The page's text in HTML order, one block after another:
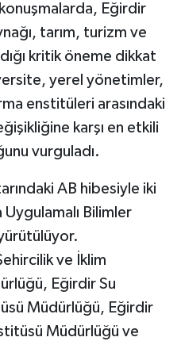
Eğirdir
tarım, turizm ve
kritik öneme dikkat
yerel yönetimler,
enstitüleri arasındaki
karşı en etkili
vurguladı.
AB hibesiyle iki
Bilimler
ve İklim
Eğirdir Su
Müdürlüğü, Eğirdir
Müdürlüğü ve